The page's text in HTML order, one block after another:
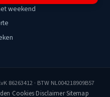
weekend
86263412 · BTW NL004218909B57
·Cookies·Disclaimer·Sitemap